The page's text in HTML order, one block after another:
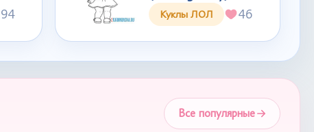
94 Куклы ЛОЛ 46
Все популярные